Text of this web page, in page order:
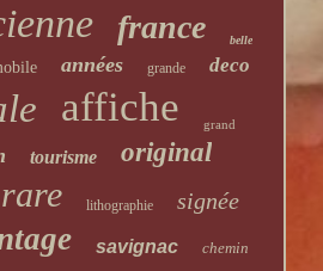
france belle
années grande deco
affiche grand
tourisme original
rare lithographie signée
savignac chemin